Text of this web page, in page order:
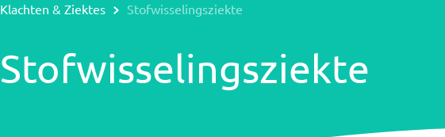
Klachten & Ziektes Stofwisselingsziekte
Stofwisselingsziekte